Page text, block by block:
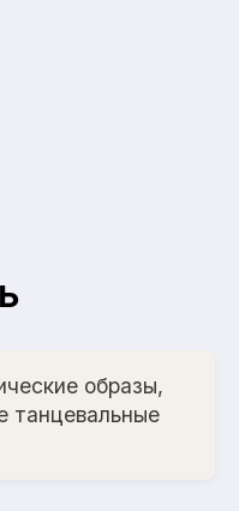
образы,
танцевальные